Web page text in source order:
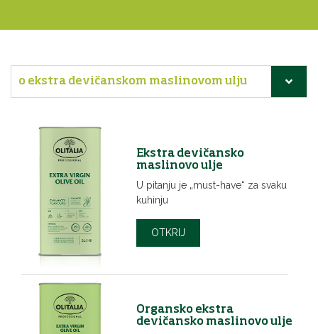
o ekstra devičanskom maslinovom ulju
Ekstra devičansko
maslinovo ulje
U pitanju je „must-have“ za svaku
kuhinju
OTKRIJ
Organsko ekstra
devičansko maslinovo ulje